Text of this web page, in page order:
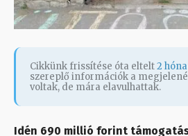
Cikkünk frissítése óta eltelt2
szereplő információk a
voltak, de mára elavulhattak.
Idén 690 millió forint